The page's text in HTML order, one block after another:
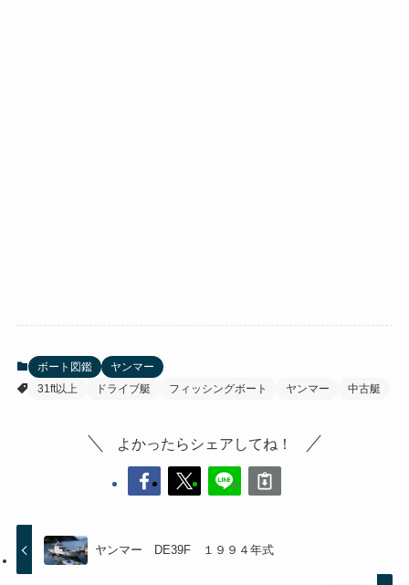
ボート図鑑
ヤンマー
31ft以上
ドライブ艇 フィッシングボート ヤンマー 中古艇
よかったらシェアしてね！
ヤンマー DE39F １９９４年式